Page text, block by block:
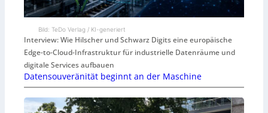
Bild: TeDo Verlag / KI-generiert
Interview: Wie Hilscher und Schwarz Digits eine europäische
Edge-to-Cloud-Infrastruktur für industrielle Datenräume und
digitale Services aufbauen
Datensouveränität beginnt an der Maschine